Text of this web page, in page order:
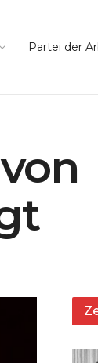
Partei der